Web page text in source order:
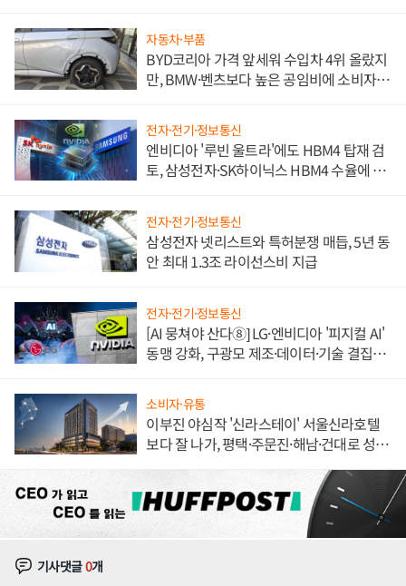
자동차·부품
BYD코리아 가격 앞세워 수입차 4위 올랐지
만, BMW·벤츠보다 높은 공임비에 소비자
전자·전기·정보통신
엔비디아 '루빈 울트라'에도 HBM4 탑재 검
토, 삼성전자·SK하이닉스 HBM4 수율에 주
전자·전기·정보통신
삼성전자 넷리스트와 특허분쟁 매듭, 5년 동
안 최대 1.3조 라이선스비 지급
전자·전기·정보통신
[AI 뭉쳐야 산다⑧] LG·엔비디아 '피지컬 AI'
동맹 강화, 구광모 제조·데이터·기술 결집
소비자·유통
이부진 야심작 '신라스테이' 서울신라호텔
보다 잘 나가, 평택·주문진·해남·건대로 성
기사댓글0개